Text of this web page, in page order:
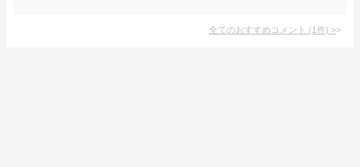
全てのおすすめコメント (1件) >